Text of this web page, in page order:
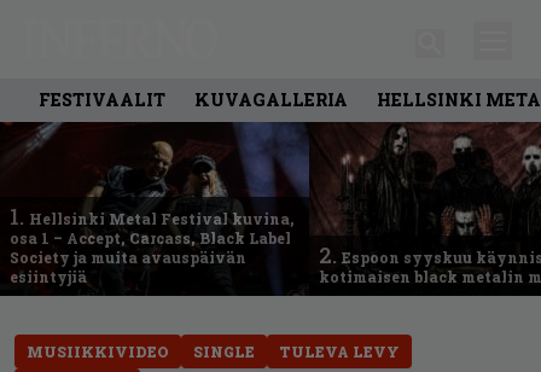
FESTIVAALIT KUVAGALLERIA HELLSINKI
1. Hellsinki Metal Festival kuvina,
osa 1 – Accept, Carcass, Black Label
Society ja muita avauspäivän
esiintyjiä
2. Espoon syyskuu
kotimaisen black metalin
MUSIIKKIVIDEO SINGLE
TULEVA LEVY